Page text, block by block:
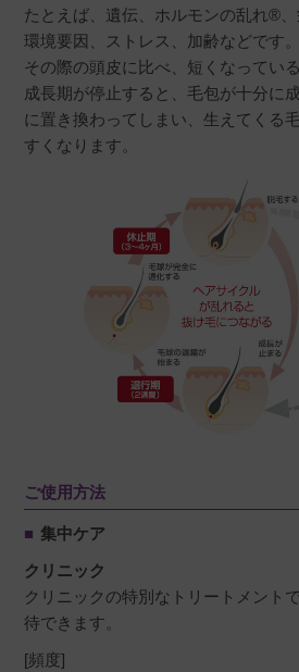
たとえば、遺伝、ホルモンの乱れ®
環境要因、ストレス、加齢などです。
その際の頭皮に比べ、短くなってい
成長期が停止すると、毛包が十分に
に置き換わってしまい、生えてくる
すくなります。
ご使用方法
■ 集中ケア
クリニック
クリニックの特別なトリートメント
待できます。
[頻度]